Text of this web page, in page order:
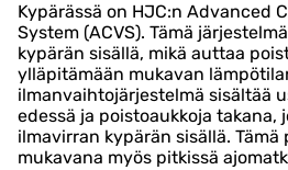
Kypärässä on HJC:n Advanced
System (ACVS). Tämä
kypärän sisällä, mikä auttaa
ylläpitämään mukavan
ilmanvaihtojärjestelmä sisältää
edessä ja poistoaukkoja takana,
ilmavirran kypärän sisällä.
mukavana myös pitkissä